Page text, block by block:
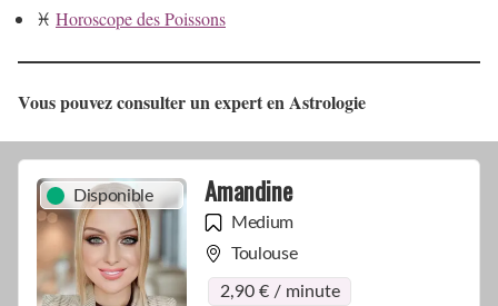
♓ Horoscope des Poissons
Vous pouvez consulter un expert en Astrologie